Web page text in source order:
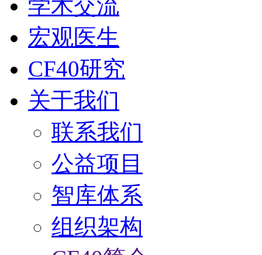
学术交流
宏观医生
CF40研究
关于我们
联系我们
公益项目
智库体系
组织架构